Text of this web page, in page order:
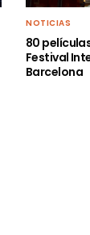
NOTICIAS
80
Festival
Barcelona